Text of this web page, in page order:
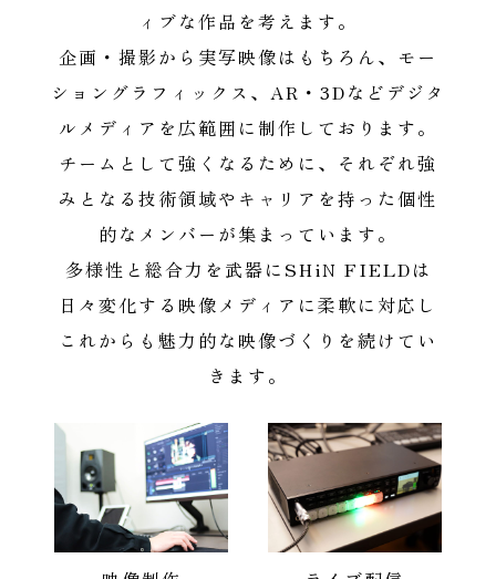
ィブな作品を考えます。
企画・撮影から実写映像はもちろん、モー
ショングラフィックス、AR・3Dなどデジタ
ルメディアを広範囲に制作しております。
チームとして強くなるために、それぞれ強
みとなる技術領域やキャリアを持った個性
的なメンバーが集まっています。
多様性と総合力を武器にSHiN FIELDは
日々変化する映像メディアに柔軟に対応し
これからも魅力的な映像づくりを続けてい
きます。